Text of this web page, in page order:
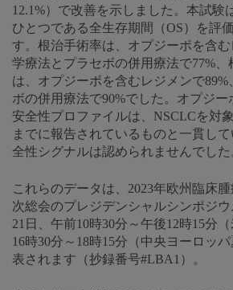
12.1%）で改善を示しました。本試験
ひとつである全生存期間（OS）を評
す。根治手術率は、オプジーボを含
学療法とプラセボの併用療法で77%、
は、オプジーボを含むレジメンで
ボの併用療法で90%でした。オプジ
安全性プロファイルは、NSCLCを対
までに報告されているものと一貫し
全性シグナルは認められませんでした
これらのデータは、2023年欧州臨床
次総会のプレジデンシャルシンポジウ
21日、午前10時30分～午後12時15分
16時30分～18時15分（中央ヨーロッ
表されます（抄録番号#LBA1）。